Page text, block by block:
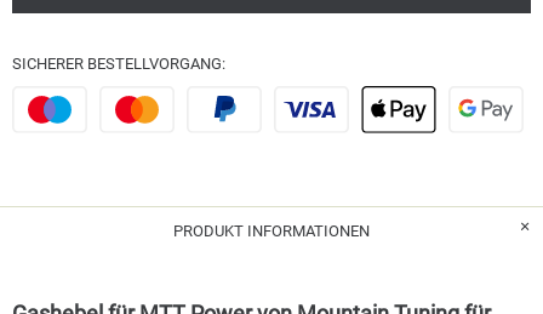
SICHERER BESTELLVORGANG:
PRODUKT INFORMATIONEN